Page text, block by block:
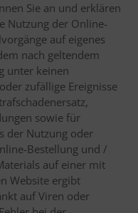
Sie an und erklären
Nutzung der Online-
auf eigenes
nach geltendem
unter keinen
zufällige Ereignisse
sowie für
der Nutzung oder
Bestellung und /
auf einer mit
Website ergibt
auf Viren oder